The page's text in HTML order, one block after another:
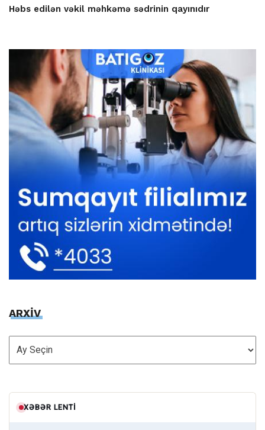
Həbs edilən vəkil məhkəmə sədrinin qayınıdır
ARXİV
ARXİV
XƏBƏR LENTI